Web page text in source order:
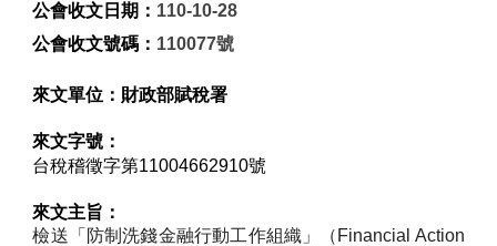
公會收文日期： 110-10-28
公會收文號碼： 110077號
來文單位： 財政部賦稅署
來文字號：
台稅稽徵字第11004662910號
來文主旨：
檢送「防制洗錢金融行動工作組織」（Financial Action